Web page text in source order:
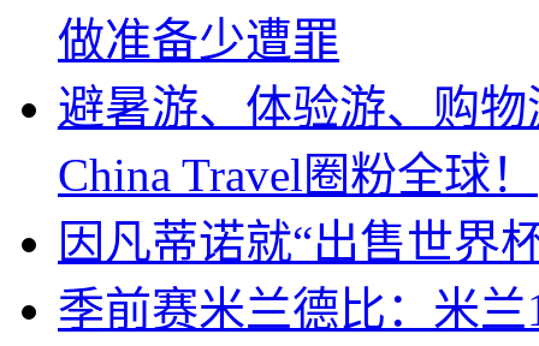
做准备少遭罪
避暑游、体验游、购
China Travel圈粉全球！
因凡蒂诺就“出售世界
季前赛米兰德比：米